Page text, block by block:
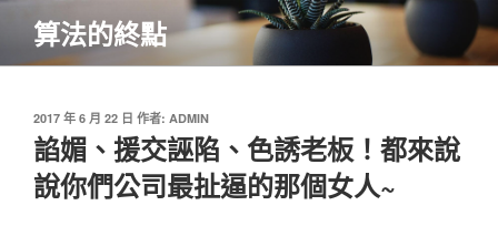
主
算法的終點
發
佈
於
2017 年 6 月 22 日 作者: ADMIN
諂媚、援交誣陷、色誘老板！都來說
說你們公司最扯逼的那個女人~